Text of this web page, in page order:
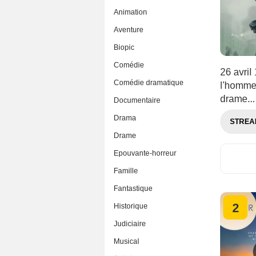
Animation
Aventure
Biopic
Comédie
Comédie dramatique
Documentaire
Drama
Drame
Epouvante-horreur
Famille
Fantastique
Historique
Judiciaire
Musical
26 avril
drame...
2